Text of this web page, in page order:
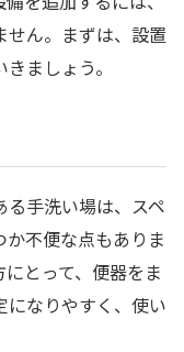
せん。まずは、設置
ましょう。
手洗い場は、スペ
不便な点もありま
とって、便器をま
になりやすく、使い